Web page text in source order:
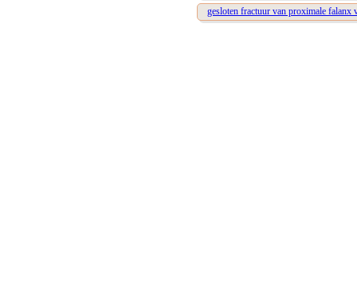
gesloten fractuur van proximale falanx